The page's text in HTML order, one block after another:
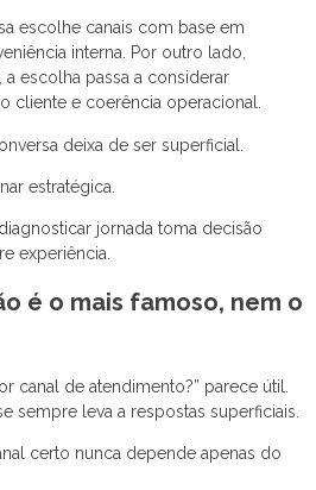
escolhe canais com base em
interna. Por outro lado,
escolha passa a considerar
cliente e coerência operacional.
deixa de ser superficial.
estratégica.
jornada toma decisão
experiência.
é o mais famoso, nem o
canal de atendimento?” parece útil.
sempre leva a respostas superficiais.
certo nunca depende apenas do